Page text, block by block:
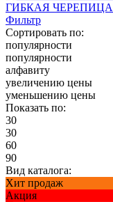
ГИБКАЯ ЧЕРЕПИЦА
Фильтр
Сортировать по:
популярности
популярности
алфавиту
увеличению цены
уменьшению цены
Показать по:
30
30
60
90
Вид каталога:
Хит продаж
Акция